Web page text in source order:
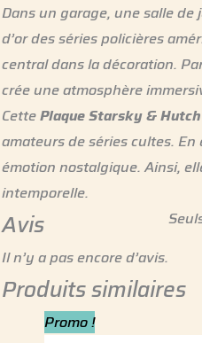
Dans un garage, une salle
d’or des séries policières
central dans la décoration.
crée une atmosphère
CettePlaque Starsky & Hutch
amateurs de séries cultes.
émotion nostalgique. Ainsi,
intemporelle.
Avis
Il n’y a pas encore d’avis.
Produits similaires
Promo !
Le
prix
prix